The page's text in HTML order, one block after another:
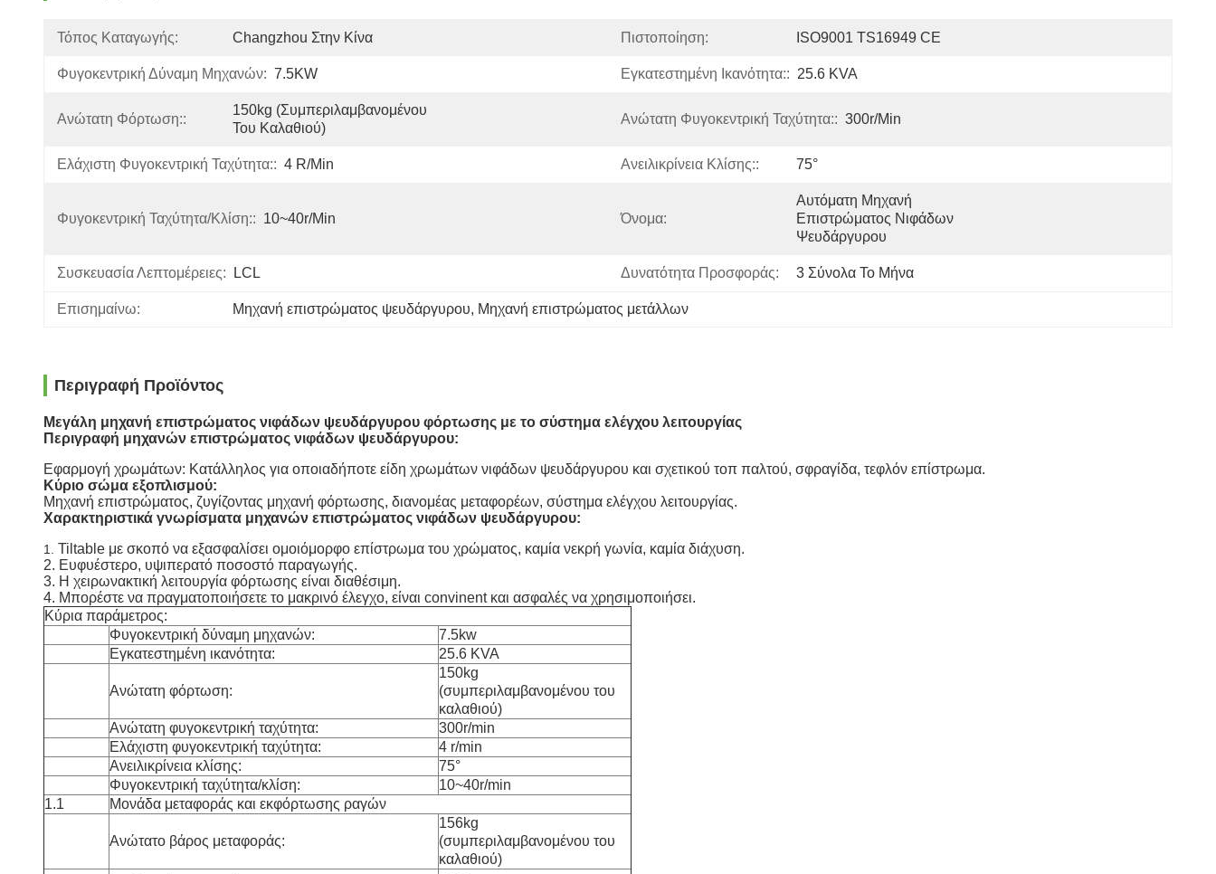
Τόπος Καταγωγής: Changzhou Στην Κίνα Πιστοποίηση: ISO9001 TS16949 CE
Φυγοκεντρική Δύναμη Μηχανών: 7.5KW Εγκατεστημένη Ικανότητα:: 25.6 KVA
Ανώτατη Φόρτωση::
150kg (συμπεριλαμβανομένου
Του Καλαθιού)
Ανώτατη Φυγοκεντρική Ταχύτητα:: 300r/min
Ελάχιστη Φυγοκεντρική Ταχύτητα:: 4 R/min Ανειλικρίνεια Κλίσης:: 75°
Φυγοκεντρική Ταχύτητα/κλίση:: 10~40r/min Όνομα:
Αυτόματη Μηχανή
Επιστρώματος Νιφάδων
Ψευδάργυρου
Συσκευασία Λεπτομέρειες: LCL Δυνατότητα Προσφοράς: 3 Σύνολα Το Μήνα
Επισημαίνω: Μηχανή επιστρώματος ψευδάργυρου, Μηχανή επιστρώματος μετάλλων
Περιγραφή Προϊόντος
Μεγάλη μηχανή επιστρώματος νιφάδων ψευδάργυρου φόρτωσης με το σύστημα ελέγχου λειτουργίας
Περιγραφή μηχανών επιστρώματος νιφάδων ψευδάργυρου:
Εφαρμογή χρωμάτων: Κατάλληλος για οποιαδήποτε είδη χρωμάτων νιφάδων ψευδάργυρου και σχετικού τοπ παλτού, σφραγίδα, τεφλόν επίστρωμα.
Κύριο σώμα εξοπλισμού:
Μηχανή επιστρώματος, ζυγίζοντας μηχανή φόρτωσης, διανομέας μεταφορέων, σύστημα ελέγχου λειτουργίας.
Χαρακτηριστικά γνωρίσματα μηχανών επιστρώματος νιφάδων ψευδάργυρου:
1. Tiltable με σκοπό να εξασφαλίσει ομοιόμορφο επίστρωμα του χρώματος, καμία νεκρή γωνία, καμία διάχυση.
2. Ευφυέστερο, υψιπερατό ποσοστό παραγωγής.
3. Η χειρωνακτική λειτουργία φόρτωσης είναι διαθέσιμη.
4. Μπορέστε να πραγματοποιήσετε το μακρινό έλεγχο, είναι convinent και ασφαλές να χρησιμοποιήσει.
Κύρια παράμετρος:
Φυγοκεντρική δύναμη μηχανών:
7.5kw
Εγκατεστημένη ικανότητα:
25.6 KVA
Ανώτατη φόρτωση:
150kg
(συμπεριλαμβανομένου του
καλαθιού)
Ανώτατη φυγοκεντρική ταχύτητα:
300r/min
Ελάχιστη φυγοκεντρική ταχύτητα:
4 r/min
Ανειλικρίνεια κλίσης:
75°
Φυγοκεντρική ταχύτητα/κλίση:
10~40r/min
1.1
Μονάδα μεταφοράς και εκφόρτωσης ραγών
Ανώτατο βάρος μεταφοράς:
156kg
(συμπεριλαμβανομένου του
καλαθιού)